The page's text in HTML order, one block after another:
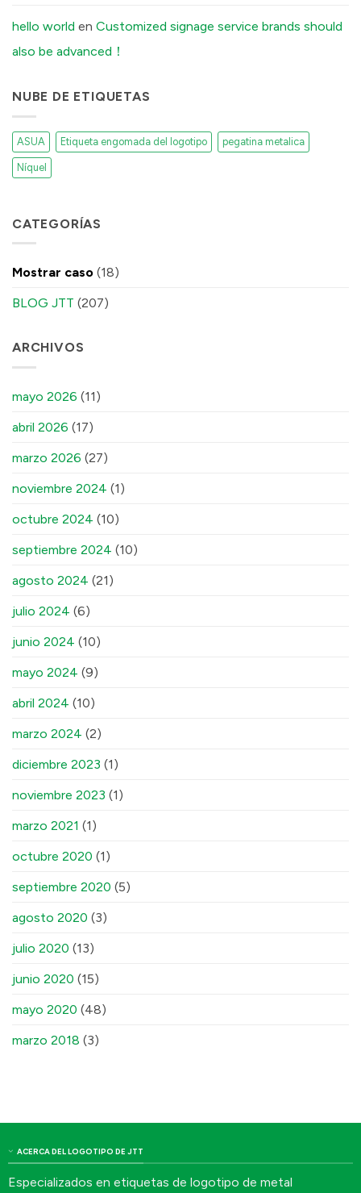
Our
Factory
It)
hello world en Customized signage service brands should
also be advanced！
NUBE DE ETIQUETAS
ASUA Etiqueta engomada del logotipo pegatina metalica
Níquel
CATEGORÍAS
Mostrar caso (18)
BLOG JTT (207)
ARCHIVOS
mayo 2026 (11)
abril 2026 (17)
marzo 2026 (27)
noviembre 2024 (1)
octubre 2024 (10)
septiembre 2024 (10)
agosto 2024 (21)
julio 2024 (6)
junio 2024 (10)
mayo 2024 (9)
abril 2024 (10)
marzo 2024 (2)
diciembre 2023 (1)
noviembre 2023 (1)
marzo 2021 (1)
octubre 2020 (1)
septiembre 2020 (5)
agosto 2020 (3)
julio 2020 (13)
junio 2020 (15)
mayo 2020 (48)
marzo 2018 (3)
ACERCA DEL LOGOTIPO DE JTT
Especializados en etiquetas de logotipo de metal